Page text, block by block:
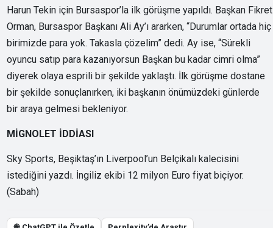
Harun Tekin için Bursaspor’la ilk görüşme yapıldı. Başkan Fikret
Orman, Bursaspor Başkanı Ali Ay’ı ararken, “Durumlar ortada hiç
birimizde para yok. Takasla çözelim” dedi. Ay ise, “Sürekli
oyuncu satıp para kazanıyorsun Başkan bu kadar cimri olma”
diyerek olaya esprili bir şekilde yaklaştı. İlk görüşme dostane
bir şekilde sonuçlanırken, iki başkanın önümüzdeki günlerde
bir araya gelmesi bekleniyor.
MİGNOLET İDDİASI
Sky Sports, Beşiktaş’ın Liverpool’un Belçikalı kalecisini
istediğini yazdı. İngiliz ekibi 12 milyon Euro fiyat biçiyor.
(Sabah)